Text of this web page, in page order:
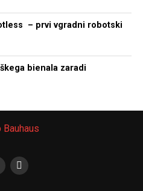
– prvi vgradni robotski
bienala zaradi